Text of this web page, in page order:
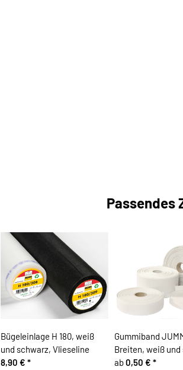
Passendes
Bügeleinlage H 180, weiß
und schwarz, Vlieseline
8,90 € *
Gummiband
Breiten, weiß
ab0,50 € *